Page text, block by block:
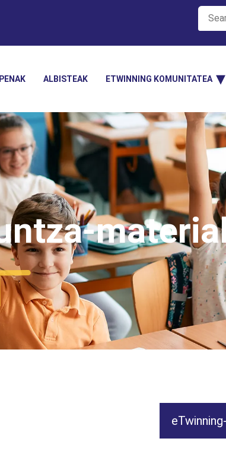
ALBISTEAK ETWINNING KOMUNITATEA